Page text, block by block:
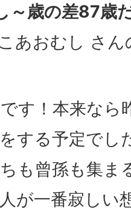
～歳の差87歳
あおむし さ
す！本来なら
する予定でし
も曾孫も集ま
が一番寂しい